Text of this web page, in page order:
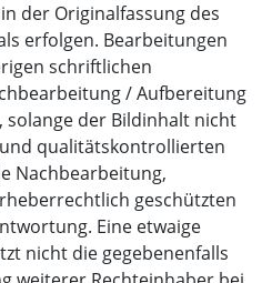
der Originalfassung des
erfolgen. Bearbeitungen
schriftlichen
/ Aufbereitung
solange der Bildinhalt nicht
qualitätskontrollierten
Nachbearbeitung,
geschützten
Eine etwaige
nicht die gegebenenfalls